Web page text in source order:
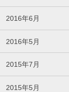
2016年6月
2016年5月
2015年7月
2015年5月